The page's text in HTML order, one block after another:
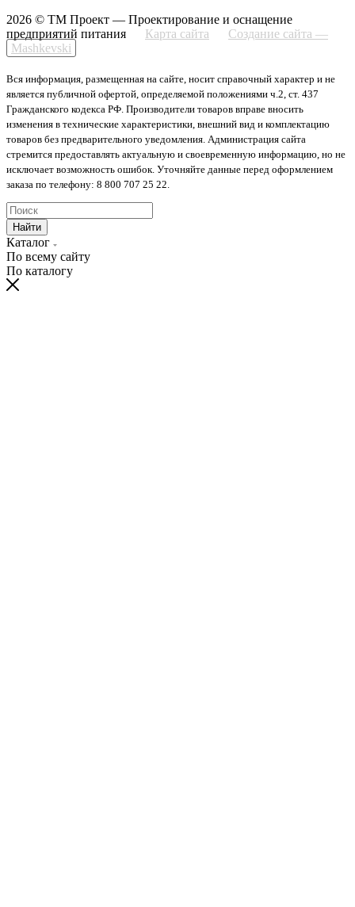
2026 © ТМ Проект — Проектирование и оснащение
предприятий питания
Карта сайта
Создание сайта —
Mashkevski
Вся информация, размещенная на сайте, носит справочный характер и не
является публичной офертой, определяемой положениями ч.2, ст. 437
Гражданского кодекса РФ. Производители товаров вправе вносить
изменения в технические характеристики, внешний вид и комплектацию
товаров без предварительного уведомления. Администрация сайта
стремится предоставлять актуальную и своевременную информацию, но не
исключает возможность ошибок. Уточняйте данные перед оформлением
заказа по телефону: 8 800 707 25 22.
Найти
Каталог
По всему сайту
По каталогу